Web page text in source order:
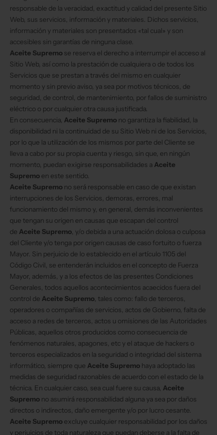
responsable de la veracidad, exactitud y calidad del presente Sitio
Web, sus servicios, información y materiales. Dichos servicios,
información y materiales son presentados «tal cual» y son
accesibles sin garantías de ninguna clase.
Aceite Supremo se reserva el derecho a interrumpir el acceso al
Sitio Web, así como la prestación de cualquiera o de todos los
Servicios que se prestan a través del mismo en cualquier
momento y sin previo aviso, ya sea por motivos técnicos, de
seguridad, de control, de mantenimiento, por fallos de suministro
eléctrico o por cualquier otra causa justificada.
En consecuencia, Aceite Supremo no garantiza la fiabilidad, la
disponibilidad ni la continuidad de su Sitio Web ni de los Servicios,
por lo que la utilización de los mismos por parte del Cliente se
lleva a cabo por su propia cuenta y riesgo, sin que, en ningún
momento, puedan exigirse responsabilidades a Aceite
Supremo en este sentido.
Aceite Supremo no será responsable en caso de que existan
interrupciones de los Servicios, demoras, errores, mal
funcionamiento del mismo y, en general, demás inconvenientes
que tengan su origen en causas que escapan del control
de Aceite Supremo, y/o debida a una actuación dolosa o culposa
del Cliente y/o tenga por origen causas de caso fortuito o fuerza
Mayor. Sin perjuicio de lo establecido en el artículo 1105 del
Código Civil, se entenderán incluidos en el concepto de Fuerza
Mayor, además, y a los efectos de las presentes Condiciones
Generales, todos aquellos acontecimientos acaecidos fuera del
control de Aceite Supremo, tales como: fallo de terceros,
operadores o compañías de servicios, actos de Gobierno, falta de
acceso a redes de terceros, actos u omisiones de las Autoridades
Públicas, aquellos otros producidos como consecuencia de
fenómenos naturales, apagones, etc y el ataque de hackers o
terceros especializados en la seguridad o integridad del sistema
informático, siempre que Aceite Supremo haya adoptado las
medidas de seguridad razonables de acuerdo con el estado de la
técnica. En cualquier caso, sea cual fuere su causa, Aceite
Supremo no asumirá responsabilidad alguna ya sea por daños
directos o indirectos, daño emergente y/o por lucro cesante.
Aceite Supremo excluye cualquier responsabilidad por los daños
y perjuicios de toda naturaleza que puedan deberse a la falta de